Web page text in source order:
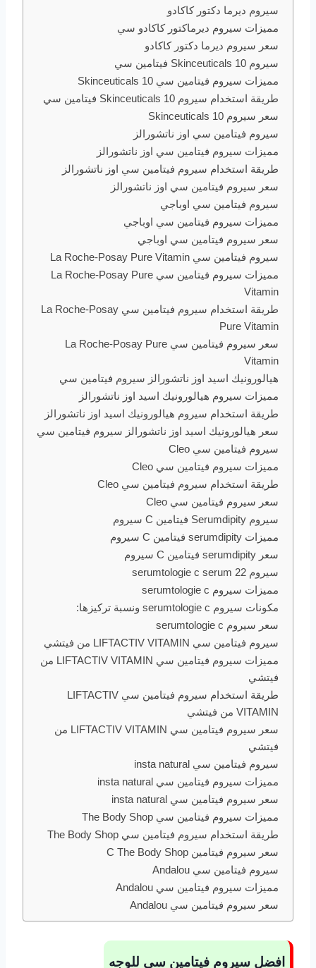
سيروم ديرما دكتور كاكادو
مميزات سيروم ديرماكتور كاكادو سي
سعر سيروم ديرما دكتور كاكادو
سيروم Skinceuticals 10 فيتامين سي
مميزات سيروم فيتامين سي Skinceuticals 10
طريقة استخدام سيروم Skinceuticals 10 فيتامين سي
سعر سيروم Skinceuticals 10
سيروم فيتامين سي اوز ناتشورالز
مميزات سيروم فيتامين سي اوز ناتشورالز
طريقة استخدام سيروم فيتامين سي اوز ناتشورالز
سعر سيروم فيتامين سي اوز ناتشورالز
سيروم فيتامين سي اوباجي
مميزات سيروم فيتامين سي اوباجي
سعر سيروم فيتامين سي اوباجي
سيروم فيتامين سي La Roche-Posay Pure Vitamin
مميزات سيروم فيتامين سي La Roche-Posay Pure
Vitamin
طريقة استخدام سيروم فيتامين سي La Roche-Posay
Pure Vitamin
سعر سيروم فيتامين سي La Roche-Posay Pure
Vitamin
هيالورونيك اسيد اوز ناتشورالز سيروم فيتامين سي
مميزات سيروم هيالورونيك اسيد اوز ناتشورالز
طريقة استخدام سيروم هيالورونيك اسيد اوز ناتشورالز
سعر هيالورونيك اسيد اوز ناتشورالز سيروم فيتامين سي
سيروم فيتامين سي Cleo
مميزات سيروم فيتامين سي Cleo
طريقة استخدام سيروم فيتامين سي Cleo
سعر سيروم فيتامين سي Cleo
سيروم Serumdipity فيتامين C سيروم
مميزات serumdipity فيتامين C سيروم
سعر serumdipity فيتامين C سيروم
سيروم serumtologie c serum 22
مميزات سيروم serumtologie c
مكونات سيروم serumtologie c ونسبة تركيزها:
سعر سيروم serumtologie c
سيروم فيتامين سي LIFTACTIV VITAMIN من فيتشي
مميزات سيروم فيتامين سي LIFTACTIV VITAMIN من
فيتشي
طريقة استخدام سيروم فيتامين سي LIFTACTIV
VITAMIN من فيتشي
سعر سيروم فيتامين سي LIFTACTIV VITAMIN من
فيتشي
سيروم فيتامين سي insta natural
مميزات سيروم فيتامين سي insta natural
سعر سيروم فيتامين سي insta natural
مميزات سيروم فيتامين سي The Body Shop
طريقة استخدام سيروم فيتامين سي The Body Shop
سعر سيروم فيتامين C The Body Shop
سيروم فيتامين سي Andalou
مميزات سيروم فيتامين سي Andalou
سعر سيروم فيتامين سي Andalou
افضل سيروم فيتامين سي للوجه